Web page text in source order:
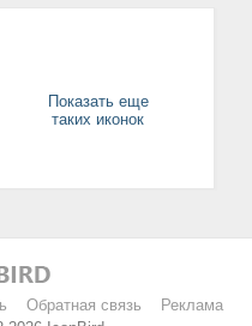
Показать еще
таких иконок
Обратная связь
Реклама